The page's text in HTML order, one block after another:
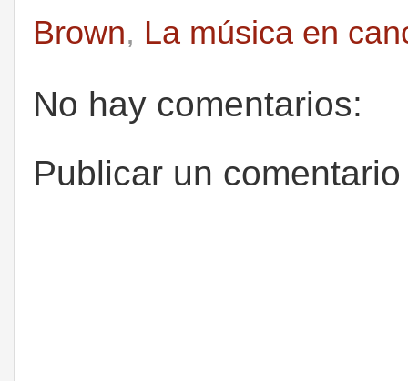
Brown, La música en
No hay comentarios:
Publicar un comentario